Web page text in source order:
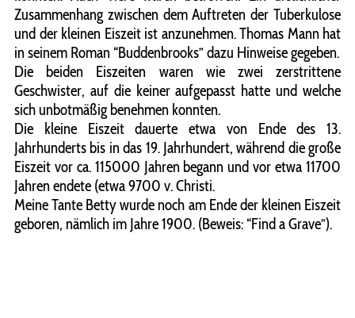
Zusammenhang zwischen dem Auftreten der Tuberkulose
und der kleinen Eiszeit ist anzunehmen. Thomas Mann hat
in seinem Roman “Buddenbrooks” dazu Hinweise gegeben.
Die beiden Eiszeiten waren wie zwei zerstrittene
Geschwister, auf die keiner aufgepasst hatte und welche
sich unbotmäßig benehmen konnten.
Die kleine Eiszeit dauerte etwa von Ende des 13.
Jahrhunderts bis in das 19. Jahrhundert, während die große
Eiszeit vor ca. 115000 Jahren begann und vor etwa 11700
Jahren endete (etwa 9700 v. Christi.
Meine Tante Betty wurde noch am Ende der kleinen Eiszeit
geboren, nämlich im Jahre 1900. (Beweis: “Find a Grave”).